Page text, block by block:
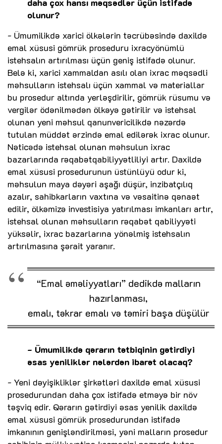
daha çox hansı məqsədlər üçün istifadə
olunur?
- Ümumilikdə xarici ölkələrin təcrübəsində daxildə
emal xüsusi gömrük proseduru ixracyönümlü
istehsalın artırılması üçün geniş istifadə olunur.
Belə ki, xarici xammaldan asılı olan ixrac məqsədli
məhsulların istehsalı üçün xammal və materiallar
bu prosedur altında yerləşdirilir, gömrük rüsumu və
vergilər ödənilmədən ölkəyə gətirilir və istehsal
olunan yeni məhsul qanunvericilikdə nəzərdə
tutulan müddət ərzində emal edilərək ixrac olunur.
Nəticədə istehsal olunan məhsulun ixrac
bazarlarında rəqabətqabiliyyətliliyi artır. Daxildə
emal xüsusi prosedurunun üstünlüyü odur ki,
məhsulun maya dəyəri aşağı düşür, inzibatçılıq
azalır, sahibkarların vaxtına və vəsaitinə qənaət
edilir, ölkəmizə investisiya yatırılması imkanları artır,
istehsal olunan məhsulların rəqabət qabiliyyəti
yüksəlir, ixrac bazarlarına yönəlmiş istehsalın
artırılmasına şərait yaranır.
“Emal əməliyyatları” dedikdə malların
hazırlanması,
emalı, təkrar emalı və təmiri başa düşülür
- Ümumilikdə qərarın tətbiqinin gətirdiyi
əsas yeniliklər nələrdən ibarət olacaq?
- Yeni dəyişikliklər şirkətləri daxildə emal xüsusi
prosedurundan daha çox istifadə etməyə bir növ
təşviq edir. Qərarın gətirdiyi əsas yenilik daxildə
emal xüsusi gömrük prosedurundan istifadə
imkanının genişləndirilməsi, yəni malların prosedur